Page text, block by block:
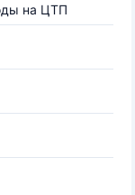
на ЦТП